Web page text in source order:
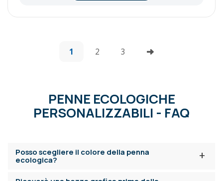
1 2 3
PENNE ECOLOGICHE
PERSONALIZZABILI - FAQ
+
Posso scegliere il colore della penna
ecologica?